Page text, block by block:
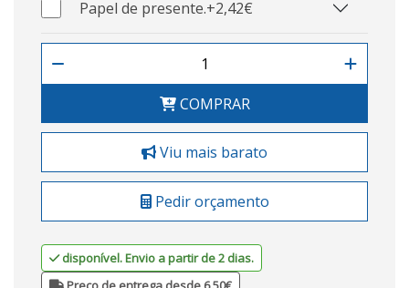
Papel de presente.+2,42€
COMPRAR
Viu mais barato
Pedir orçamento
disponível. Envio a partir de 2 dias.